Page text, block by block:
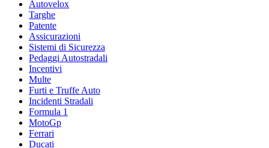
Autovelox
Targhe
Patente
Assicurazioni
Sistemi di Sicurezza
Pedaggi Autostradali
Incentivi
Multe
Furti e Truffe Auto
Incidenti Stradali
Formula 1
MotoGp
Ferrari
Ducati